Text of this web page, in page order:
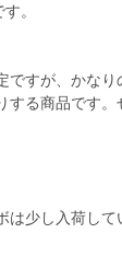
。
ですが、かな
する商品です
少し入荷して